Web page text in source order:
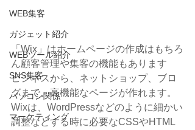
WEB集客
ガジェット紹介
WEBツール紹介
SNS集客
パソコン関係
マーケティング
「Wix」はホームページの作成はもちろ
ん顧客管理や集客の機能もあります
ビジネスから、ネットショップ、ブロ
グまで、高機能なページが作れます。
Wixは、WordPressなどのように細かい
調整などする時に必要なCSSやHTML